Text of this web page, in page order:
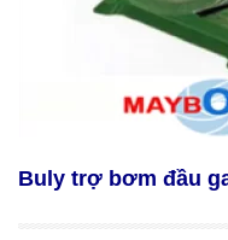
Buly trợ bơm đầu